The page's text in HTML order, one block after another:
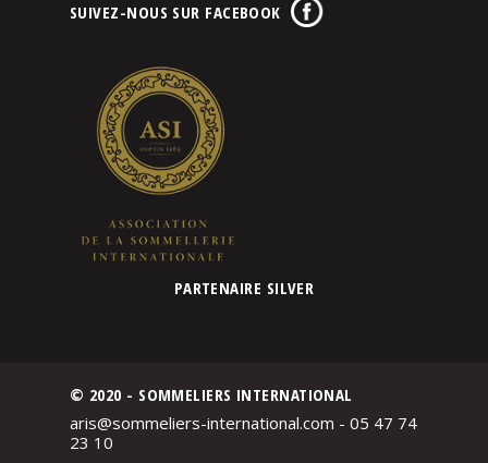
SUIVEZ-NOUS SUR FACEBOOK
PARTENAIRE SILVER
© 2020 - SOMMELIERS INTERNATIONAL
aris@sommeliers-international.com - 05 47 74
23 10